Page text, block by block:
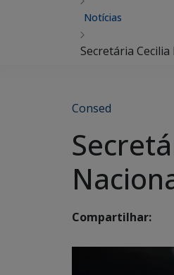
Notícias
Secretária
Consed
Compartilhar: